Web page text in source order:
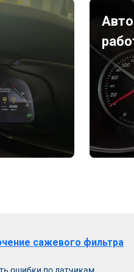
сажевого фильтра